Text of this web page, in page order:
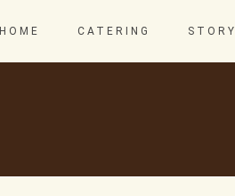
HOME CATERING STORY